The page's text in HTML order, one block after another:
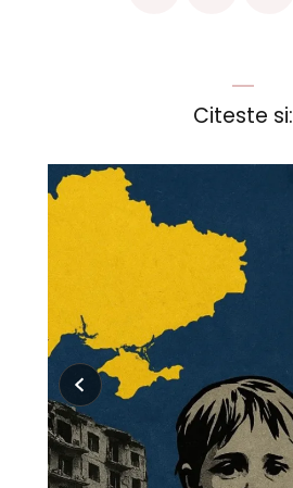
Citeste si: